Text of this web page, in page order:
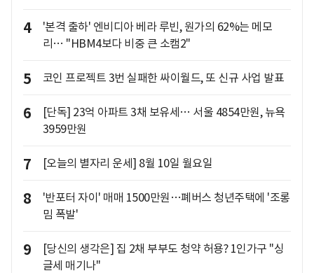
4
'본격 출하' 엔비디아 베라 루빈, 원가의 62%는 메모
리… "HBM4보다 비중 큰 소캠2"
5 코인 프로젝트 3번 실패한 싸이월드, 또 신규 사업 발표
6
[단독] 23억 아파트 3채 보유세… 서울 4854만원, 뉴욕
3959만원
7 [오늘의 별자리 운세] 8월 10일 월요일
8
'반포터 자이' 매매 1500만원…폐버스 청년주택에 '조롱
밈 폭발'
9
[당신의 생각은] 집 2채 부부도 청약 허용? 1인가구 "싱
글세 매기나"